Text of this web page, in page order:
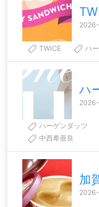
TWICE ハ
ハ
ハーゲンダッツ
中西希亜良
加